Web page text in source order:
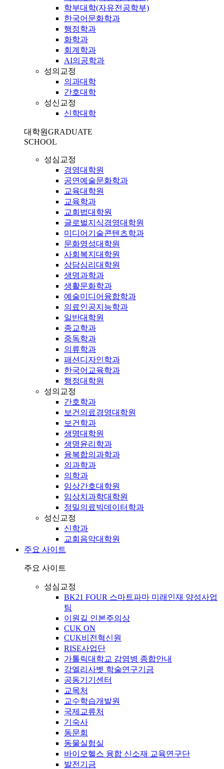
학부대학(자유전공학부)
한국어문화학과
행정학과
화학과
회계학과
AI의공학과
성의교정
의과대학
간호대학
성신교정
신학대학
대학원GRADUATE
SCHOOL
성심교정
경영대학원
공연예술문화학과
교육대학원
교육학과
교회법대학원
글로벌지식경영대학원
미디어기술콘텐츠학과
문화영성대학원
사회복지대학원
상담심리대학원
생명과학과
생활문화학과
예술미디어융합학과
의료인공지능학과
일반대학원
종교학과
중독학과
의류학과
패션디자인학과
한국어교육학과
행정대학원
성의교정
간호학과
보건의료경영대학원
보건학과
생명대학원
생명윤리학과
융복합의과학과
의과학과
의학과
임상간호대학원
임상치과학대학원
정밀의료빅데이터학과
성신교정
신학과
교회음악대학원
주요 사이트
주요 사이트
성심교정
BK21 FOUR 스마트파마 미래인재 양성사업
팀
이원길 인본주의상
CUK ON
CUK비전혁신원
RISE사업단
가톨릭대학교 감염병 종합안내
강엘리사벳 학술연구기금
공동기기센터
교목처
교수학습개발원
국제교류처
기숙사
동문회
동물실험실
바이오헬스 융합 신소재 교육연구단
발전기금